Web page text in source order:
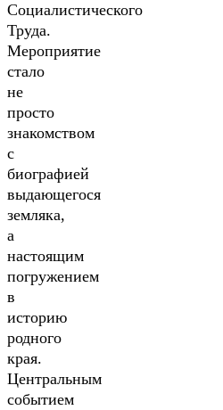
Социалистического
Труда.
Мероприятие
стало
не
просто
знакомством
с
биографией
выдающегося
земляка,
а
настоящим
погружением
в
историю
родного
края.
Центральным
событием